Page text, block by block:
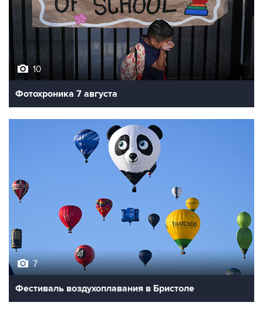
10
Фотохроника 7 августа
7
Фестиваль воздухоплавания в Бристоле